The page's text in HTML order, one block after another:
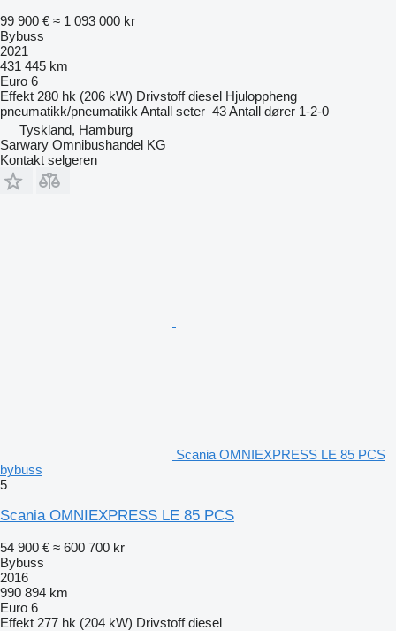
99 900 € ≈ 1 093 000 kr
Bybuss
2021
431 445 km
Euro 6
Effekt 280 hk (206 kW) Drivstoff diesel Hjuloppheng
pneumatikk/pneumatikk Antall seter 43Antall dører 1-2-0
Tyskland, Hamburg
Sarwary Omnibushandel KG
Kontakt selgeren
Scania OMNIEXPRESS LE 85 PCS
bybuss
5
Scania OMNIEXPRESS LE 85 PCS
54 900 € ≈ 600 700 kr
Bybuss
2016
990 894 km
Euro 6
Effekt 277 hk (204 kW) Drivstoff diesel